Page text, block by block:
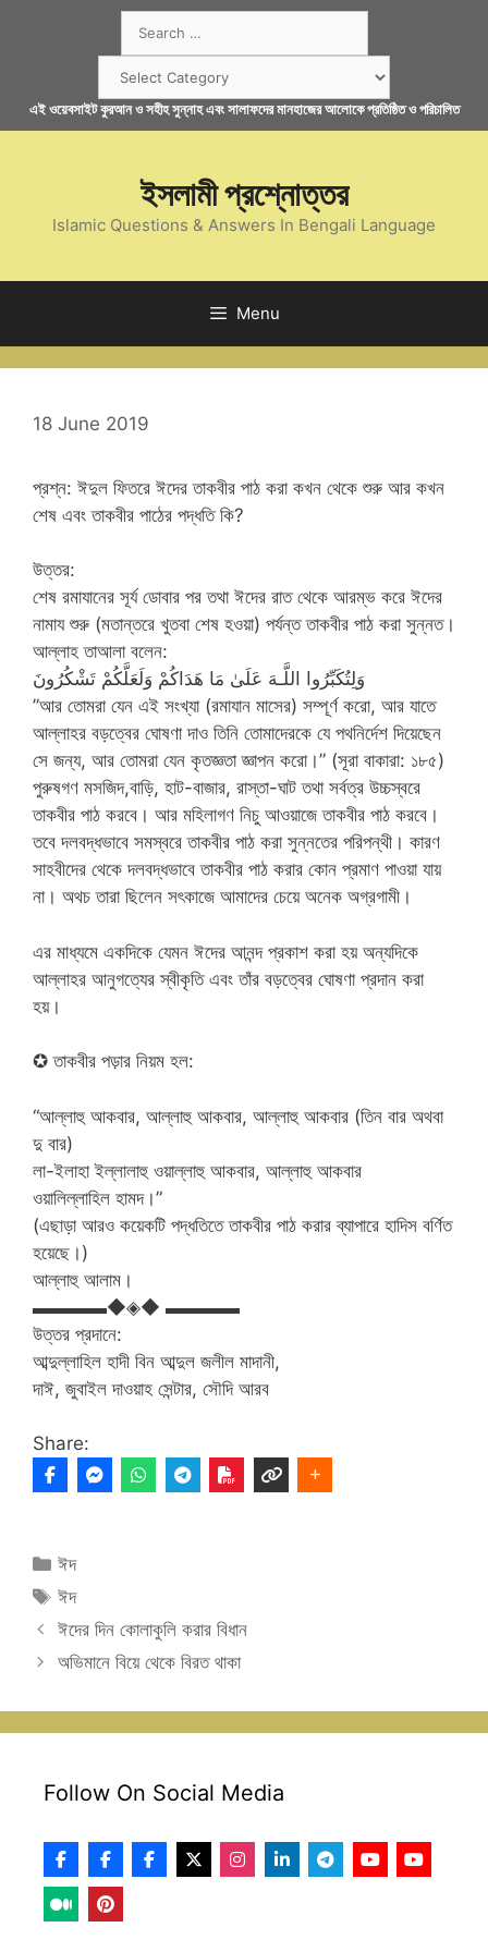
for:
এই ওয়েবসাইট কুরআন ও সহীহ সুন্নাহ এবং সালাফদের মানহাজের আলোকে প্রতিষ্ঠিত ও পরিচালিত
ইসলামী প্রশ্নোত্তর
Islamic Questions & Answers In Bengali Language
Menu
18 June 2019
প্রশ্ন: ঈদুল ফিতরে ঈদের তাকবীর পাঠ করা কখন থেকে শুরু আর কখন
শেষ এবং তাকবীর পাঠের পদ্ধতি কি?
উত্তর:
শেষ রমাযানের সূর্য ডোবার পর তথা ঈদের রাত থেকে আরম্ভ করে ঈদের
নামায শুরু (মতান্তরে খুতবা শেষ হওয়া) পর্যন্ত তাকবীর পাঠ করা সুন্নত।
আল্লাহ তাআলা বলেন:
وَلِتُكَبِّرُوا اللَّـهَ عَلَىٰ مَا هَدَاكُمْ وَلَعَلَّكُمْ تَشْكُرُونَ
”আর তোমরা যেন এই সংখ্যা (রমাযান মাসের) সম্পূর্ণ করো, আর যাতে
আল্লাহর বড়ত্বের ঘোষণা দাও তিনি তোমাদেরকে যে পথনির্দেশ দিয়েছেন
সে জন্য, আর তোমরা যেন কৃতজ্ঞতা জ্ঞাপন করো।” (সূরা বাকারা: ১৮৫)
পুরুষগণ মসজিদ,বাড়ি, হাট-বাজার, রাস্তা-ঘাট তথা সর্বত্র উচ্চস্বরে
তাকবীর পাঠ করবে। আর মহিলাগণ নিচু আওয়াজে তাকবীর পাঠ করবে।
তবে দলবদ্ধভাবে সমস্বরে তাকবীর পাঠ করা সুন্নতের পরিপন্থী। কারণ
সাহবীদের থেকে দলবদ্ধভাবে তাকবীর পাঠ করার কোন প্রমাণ পাওয়া যায়
না। অথচ তারা ছিলেন সৎকাজে আমাদের চেয়ে অনেক অগ্রগামী।
এর মাধ্যমে একদিকে যেমন ঈদের আনন্দ প্রকাশ করা হয় অন্যদিকে
আল্লাহর আনুগত্যের স্বীকৃতি এবং তাঁর বড়ত্বের ঘােষণা প্রদান করা
হয়।
✪ তাকবীর পড়ার নিয়ম হল:
“আল্লাহু আকবার, আল্লাহু আকবার, আল্লাহু আকবার (তিন বার অথবা
দু বার)
লা-ইলাহা ইল্লালাহু ওয়াল্লাহু আকবার, আল্লাহু আকবার
ওয়ালিল্লাহিল হামদ।”
(এছাড়া আরও কয়েকটি পদ্ধতিতে তাকবীর পাঠ করার ব্যাপারে হাদিস বর্ণিত
হয়েছে।)
আল্লাহু আলাম।
▬▬▬▬◆◈◆ ▬▬▬▬
উত্তর প্রদানে:
আব্দুল্লাহিল হাদী বিন আব্দুল জলীল মাদানী,
দাঈ, জুবাইল দাওয়াহ সেন্টার, সৌদি আরব
Share:
Categories
ঈদ
Tags
ঈদ
ঈদের দিন কোলাকুলি করার বিধান
অভিমানে বিয়ে থেকে বিরত থাকা
Follow On Social Media